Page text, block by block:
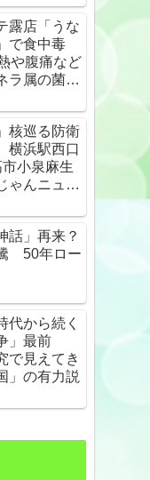
露店「うな
で食中毒
や腹痛など
ラ属の菌検
核巡る防衛
横浜駅西口
小泉麻生
ゃんニュー
話」再来？
50年ロー
代から続く
」最前
見えてき
」の有力説